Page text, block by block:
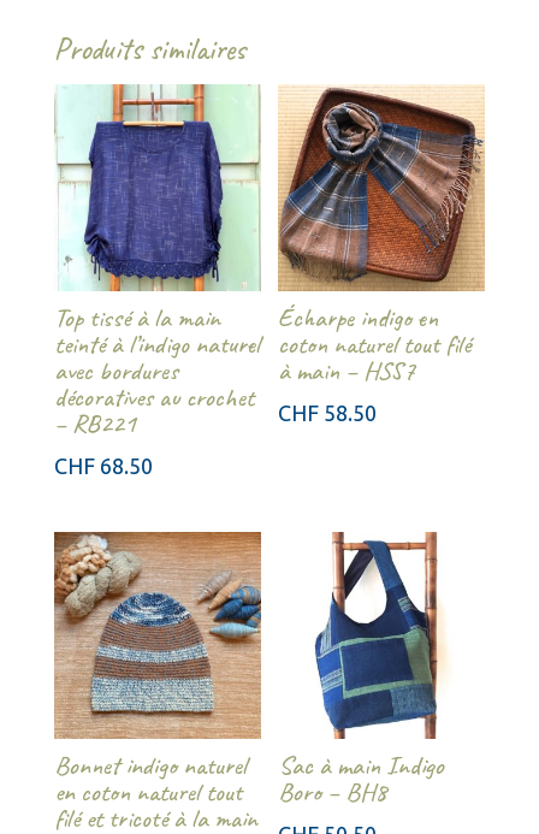
Produits similaires
Top tissé à la main
teinté à l’indigo naturel
avec bordures
décoratives au crochet
– RB221
CHF68.50
Écharpe indigo en
coton naturel tout filé
à main – HSS7
CHF 58.50
Bonnet indigo naturel
en coton naturel tout
filé et tricoté à la main
Sac à main Indigo
Boro – BH8